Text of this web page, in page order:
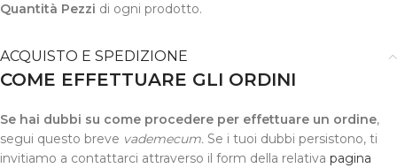
Quantità Pezzi di ogni prodotto.
ACQUISTO E SPEDIZIONE
COME EFFETTUARE GLI ORDINI
Se hai dubbi su come procedere per effettuare un ordine,
segui questo breve vademecum. Se i tuoi dubbi persistono, ti
invitiamo a contattarci attraverso il form della relativa pagina